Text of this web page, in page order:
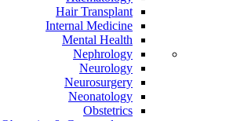
Hair Transplant
Internal Medicine
Mental Health
Nephrology
Neurology
Neurosurgery
Neonatology
Obstetrics